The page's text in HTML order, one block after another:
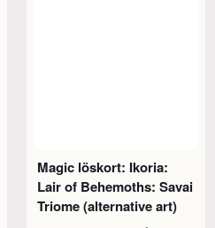
Magic löskort: Ikoria:
Lair of Behemoths: Savai
Triome (alternative art)